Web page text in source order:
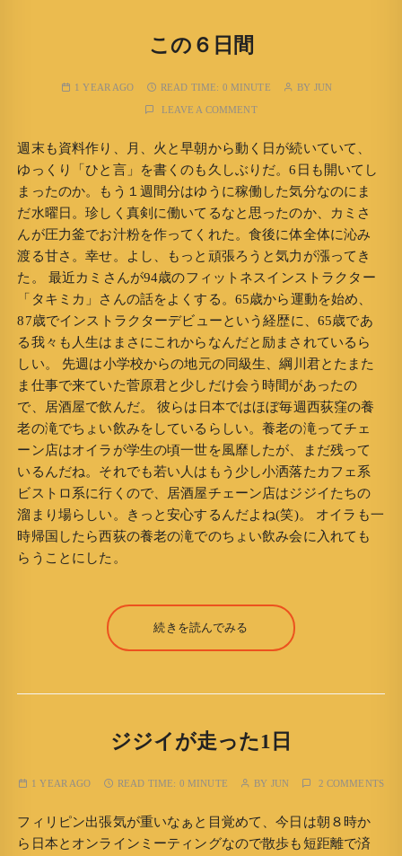
この６日間
1 YEAR AGO READ TIME: 0 MINUTE BY JUN
LEAVE A COMMENT
週末も資料作り、月、火と早朝から動く日が続いていて、
ゆっくり「ひと言」を書くのも久しぶりだ。6日も開いてし
まったのか。もう１週間分はゆうに稼働した気分なのにま
だ水曜日。珍しく真剣に働いてるなと思ったのか、カミさ
んが圧力釜でお汁粉を作ってくれた。食後に体全体に沁み
渡る甘さ。幸せ。よし、もっと頑張ろうと気力が漲ってき
た。 最近カミさんが94歳のフィットネスインストラクター
「タキミカ」さんの話をよくする。65歳から運動を始め、
87歳でインストラクターデビューという経歴に、65歳であ
る我々も人生はまさにこれからなんだと励まされているら
しい。 先週は小学校からの地元の同級生、綱川君とたまた
ま仕事で来ていた菅原君と少しだけ会う時間があったの
で、居酒屋で飲んだ。 彼らは日本ではほぼ毎週西荻窪の養
老の滝でちょい飲みをしているらしい。養老の滝ってチェ
ーン店はオイラが学生の頃一世を風靡したが、まだ残って
いるんだね。それでも若い人はもう少し小洒落たカフェ系
ビストロ系に行くので、居酒屋チェーン店はジジイたちの
溜まり場らしい。きっと安心するんだよね(笑)。 オイラも一
時帰国したら西荻の養老の滝でのちょい飲み会に入れても
らうことにした。
続きを読んでみる
ジジイが走った1日
1 YEAR AGO READ TIME: 0 MINUTE BY JUN 2 COMMENTS
フィリピン出張気が重いなぁと目覚めて、今日は朝８時か
ら日本とオンラインミーティングなので散歩も短距離で済